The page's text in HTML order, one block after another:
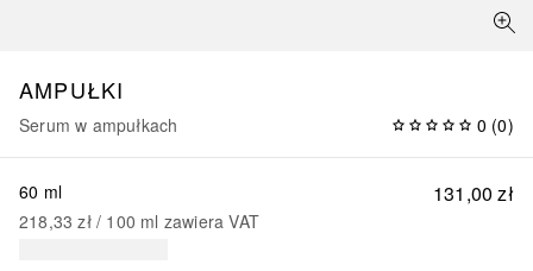
AMPUŁKI
Serum w ampułkach 0 (0)
131,00 zł
60 ml
218,33 zł / 100 ml zawiera VAT